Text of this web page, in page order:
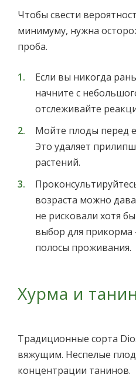
Чтобы свести
минимуму, нужна
проба.
Если вы никогда
начните с
отслеживайте
Мойте плоды перед
Это удаляет
растений.
возраста можно
не рисковали хотя
выбор для
полосы проживания.
Хурма и
Традиционные сорта
вяжущим. Неспелые
концентрации танинов.